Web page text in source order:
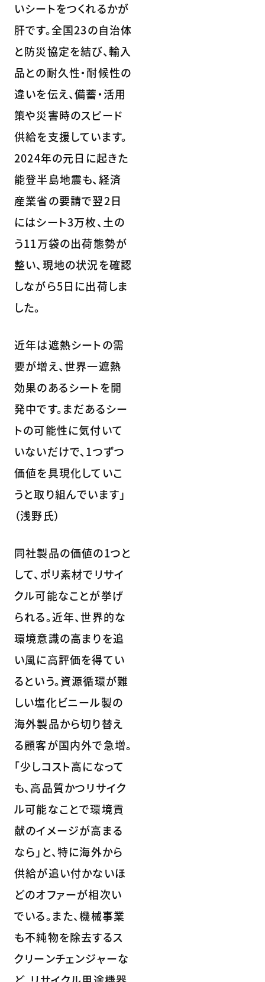
いシートをつくれるかが
肝です。全国23の自治体
と防災協定を結び、輸入
品との耐久性・耐候性の
違いを伝え、備蓄・活用
策や災害時のスピード
供給を支援しています。
2024年の元日に起きた
能登半島地震も、経済
産業省の要請で翌2日
にはシート3万枚、土の
う11万袋の出荷態勢が
整い、現地の状況を確認
しながら5日に出荷しま
した。
近年は遮熱シートの需
要が増え、世界一遮熱
効果のあるシートを開
発中です。まだあるシー
トの可能性に気付いて
いないだけで、1つずつ
価値を具現化していこ
うと取り組んでいます」
（浅野氏）
同社製品の価値の1つと
して、ポリ素材でリサイ
クル可能なことが挙げ
られる。近年、世界的な
環境意識の高まりを追
い風に高評価を得てい
るという。資源循環が難
しい塩化ビニール製の
海外製品から切り替え
る顧客が国内外で急増。
「少しコスト高になって
も、高品質かつリサイク
ル可能なことで環境貢
献のイメージが高まる
なら」と、特に海外から
供給が追い付かないほ
どのオファーが相次い
でいる。また、機械事業
も不純物を除去するス
クリーンチェンジャーな